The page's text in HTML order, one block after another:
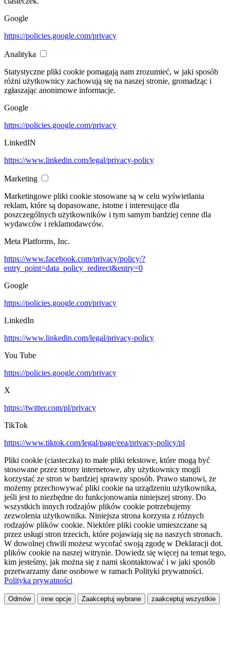
Google
https://policies.google.com/privacy
Analityka
Statystyczne pliki cookie pomagają nam zrozumieć, w jaki sposób
różni użytkownicy zachowują się na naszej stronie, gromadząc i
zgłaszając anonimowe informacje.
Google
https://policies.google.com/privacy
LinkedIN
https://www.linkedin.com/legal/privacy-policy
Marketing
Marketingowe pliki cookie stosowane są w celu wyświetlania
reklam, które są dopasowane, istotne i interesujące dla
poszczególnych użytkowników i tym samym bardziej cenne dla
wydawców i reklamodawców.
Meta Platforms, Inc.
https://www.facebook.com/privacy/policy/?
entry_point=data_policy_redirect&entry=0
Google
https://policies.google.com/privacy
LinkedIn
https://www.linkedin.com/legal/privacy-policy
You Tube
https://policies.google.com/privacy
X
https://twitter.com/pl/privacy
TikTok
https://www.tiktok.com/legal/page/eea/privacy-policy/pl
Pliki cookie (ciasteczka) to małe pliki tekstowe, które mogą być
stosowane przez strony internetowe, aby użytkownicy mogli
korzystać ze stron w bardziej sprawny sposób. Prawo stanowi, że
możemy przechowywać pliki cookie na urządzeniu użytkownika,
jeśli jest to niezbędne do funkcjonowania niniejszej strony. Do
wszystkich innych rodzajów plików cookie potrzebujemy
zezwolenia użytkownika. Niniejsza strona korzysta z różnych
rodzajów plików cookie. Niektóre pliki cookie umieszczane są
przez usługi stron trzecich, które pojawiają się na naszych stronach.
W dowolnej chwili możesz wycofać swoją zgodę w Deklaracji dot.
plików cookie na naszej witrynie. Dowiedz się więcej na temat tego,
kim jesteśmy, jak można się z nami skontaktować i w jaki sposób
przetwarzamy dane osobowe w ramach Polityki prywatności.
Polityka prywatności
Odmów inne opcje Zaakceptuj wybrane zaakceptuj wszystkie